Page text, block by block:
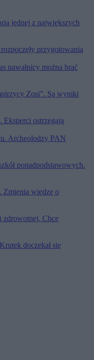
jednej z największych
przygotowania
nawałnicy można brać
Zosi”. Są wyniki
Eksperci ostrzegają
Archeolodzy PAN
ponadpodstawowych.
Zmienia wiedzę o
zdrowotnej. Chce
doczekał się